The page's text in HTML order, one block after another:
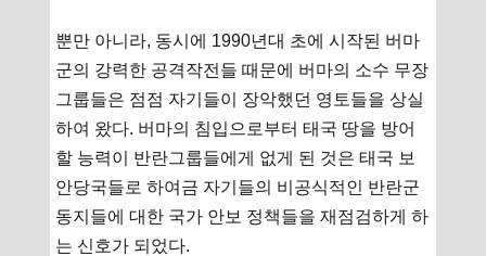
뿐만 아니라, 동시에 1990년대 초에 시작된 버마
군의 강력한 공격작전들 때문에 버마의 소수 무장
그룹들은 점점 자기들이 장악했던 영토들을 상실
하여 왔다. 버마의 침입으로부터 태국 땅을 방어
할 능력이 반란그룹들에게 없게 된 것은 태국 보
안당국들로 하여금 자기들의 비공식적인 반란군
동지들에 대한 국가 안보 정책들을 재점검하게 하
는 신호가 되었다.